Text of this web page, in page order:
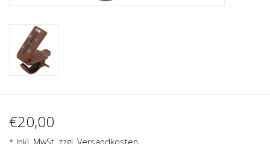
Signalprozessoren & Effekte
Star-Club Merch
Noten-Zubehör
€20,00